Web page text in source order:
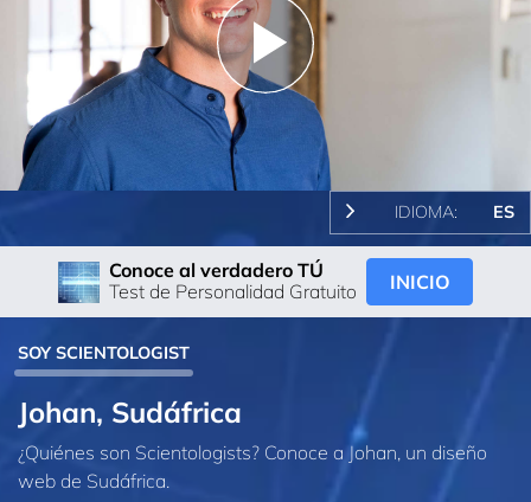
Play
Video
IDIOMA: ES
Conoce al verdadero TÚ
Test de Personalidad Gratuito
INICIO
SOY SCIENTOLOGIST
Johan, Sudáfrica
¿Quiénes son Scientologists? Conoce a Johan, un diseño
web de Sudáfrica.